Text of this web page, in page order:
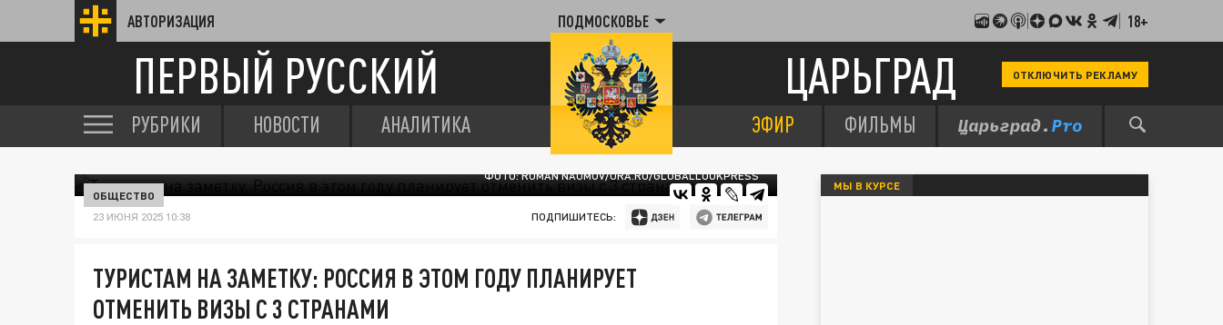
АВТОРИЗАЦИЯ ПОДМОСКОВЬЕ 18+
ПЕРВЫЙ РУССКИЙ ЦАРЬГРАД ОТКЛЮЧИТЬ РЕКЛАМУ
РУБРИКИ НОВОСТИ АНАЛИТИКА ЭФИР ФИЛЬМЫ
ФОТО: ROMAN NAUMOV/URA.RU/GLOBALLOOKPRESS
ОБЩЕСТВО
23 ИЮНЯ 2025 10:38 ПОДПИШИТЕСЬ:
ТУРИСТАМ НА ЗАМЕТКУ: РОССИЯ В ЭТОМ ГОДУ ПЛАНИРУЕТ
ОТМЕНИТЬ ВИЗЫ С 3 СТРАНАМИ
МЫ В КУРСЕ